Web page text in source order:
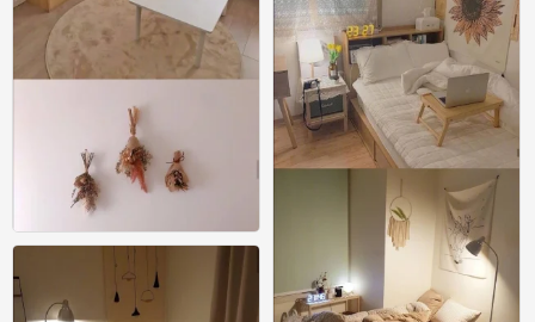
54款超温馨女生卧室布置参考
0